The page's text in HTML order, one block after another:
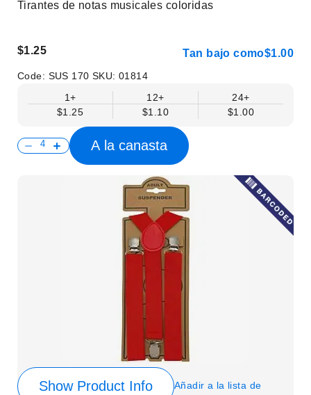
Tirantes de notas musicales coloridas
$1.25 Tan bajo como$1.00
Code: SUS 170 SKU:01814
1+
$1.25
12+
$1.10
24+
$1.00
A la canasta
Show Product Info Añadir a la lista de